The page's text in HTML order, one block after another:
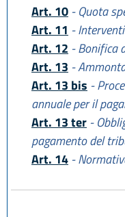
Art. 10 - Quota
Art. 11 -
Art. 12 - Bonifica
Art. 13 -
Art. 13 bis -
annuale per il
Art. 13 ter -
pagamento del
Art. 14 -